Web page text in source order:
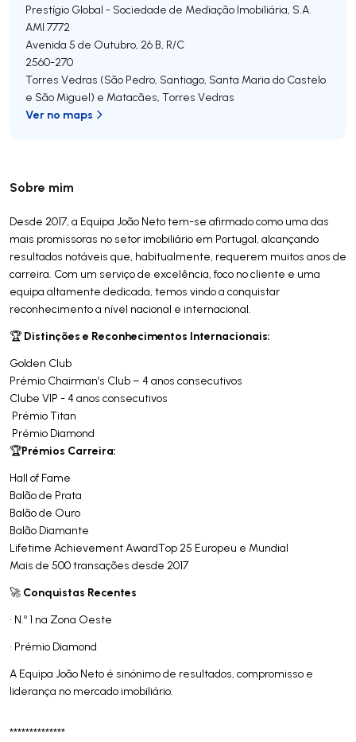
Sobre mim
Desde 2017, a Equipa João Neto tem-se afirmado como uma das
mais promissoras no setor imobiliário em Portugal, alcançando
resultados notáveis que, habitualmente, requerem muitos anos de
carreira. Com um serviço de excelência, foco no cliente e uma
equipa altamente dedicada, temos vindo a conquistar
reconhecimento a nível nacional e internacional.
🏆 Distinções e Reconhecimentos Internacionais:
Golden Club
Prémio Chairman’s Club – 4 anos consecutivos
Clube VIP - 4 anos consecutivos
Prémio Titan
Prémio Diamond
🏆Prémios Carreira:
Hall of Fame
Balão de Prata
Balão de Ouro
Balão Diamante
Lifetime Achievement AwardTop 25 Europeu e Mundial
Mais de 500 transações desde 2017
🚀 Conquistas Recentes
• N.º 1 na Zona Oeste
• Prémio Diamond
A Equipa João Neto é sinónimo de resultados, compromisso e
liderança no mercado imobiliário.
**************
Prestígio Global - Sociedade de Mediação Imobiliária, S.A.
AMI 7772
Avenida 5 de Outubro, 26 B, R/C
2560-270
Torres Vedras (São Pedro, Santiago, Santa Maria do Castelo
e São Miguel) e Matacães, Torres Vedras
Ver no maps